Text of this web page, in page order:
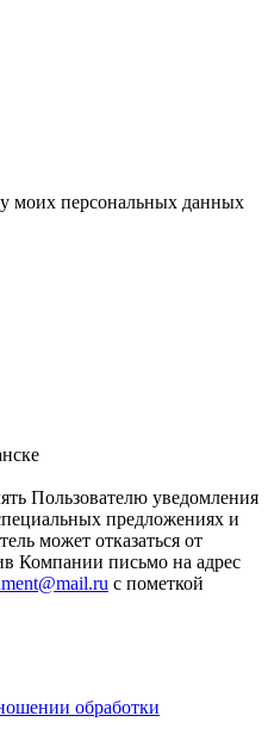
моих персональных данных
Пользователю уведомления
предложениях и
может отказаться от
Компании письмо на адрес
с пометкой
обработки